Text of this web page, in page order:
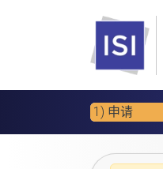
1) 申请